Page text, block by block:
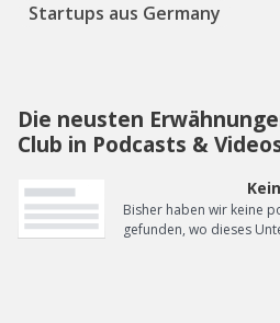
Startups aus Germany
Die neusten
Club in Podcasts &
Bisher haben wir keine
gefunden, wo dieses